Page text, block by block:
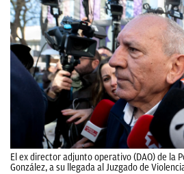
El ex director adjunto operativo (DAO) de la
González, a su llegada al Juzgado de